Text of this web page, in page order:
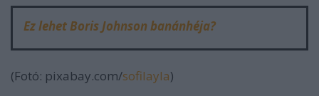
Ez lehet Boris Johnson banánhéja?
(Fotó: pixabay.com/sofilayla)